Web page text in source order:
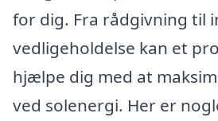
for dig. Fra rådgivning til
vedligeholdelse kan et
hjælpe dig med at
ved solenergi. Her er